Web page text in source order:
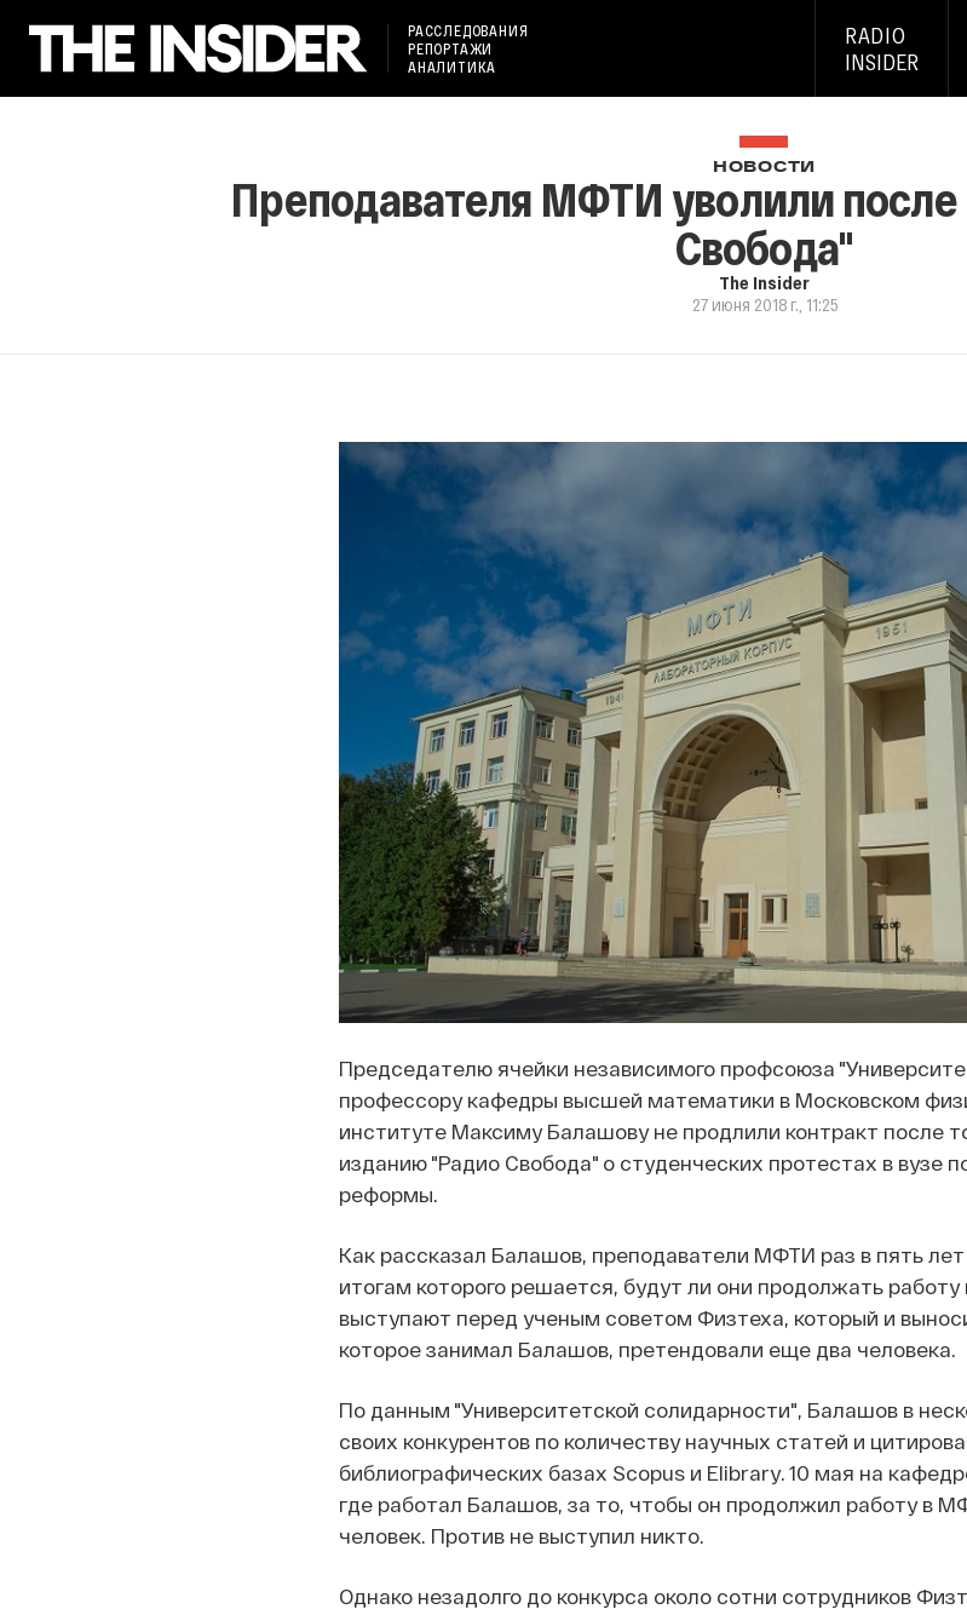
РАССЛЕДОВАНИЯ
РЕПОРТАЖИ
АНАЛИТИКА
RADIO
INSIDER
НОВОСТИ
Преподавателя МФТИ уволили
Свобода"
The Insider
27 июня 2018 г., 11:25
Председателю ячейки независимого профсоюза
профессору кафедры высшей математики в Московском
институте Максиму Балашову не продлили контракт после
изданию "Радио Свобода" о студенческих протестах в вузе
реформы.
Как рассказал Балашов, преподаватели МФТИ раз в пять лет
итогам которого решается, будут ли они продолжать работу
выступают перед ученым советом Физтеха, который и
которое занимал Балашов, претендовали еще два человека.
По данным "Университетской солидарности", Балашов в
своих конкурентов по количеству научных статей и
библиографических базах Scopus и Elibrary. 10 мая на
где работал Балашов, за то, чтобы он продолжил работу в
человек. Против не выступил никто.
Однако незадолго до конкурса около сотни сотрудников